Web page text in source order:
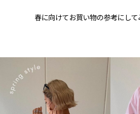
春に向けてお買い物の参考にして